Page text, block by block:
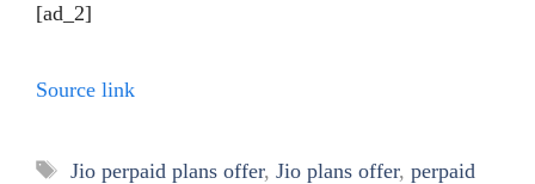
[ad_2]
Source link
Tags
Jio perpaid plans offer, Jio plans offer, perpaid